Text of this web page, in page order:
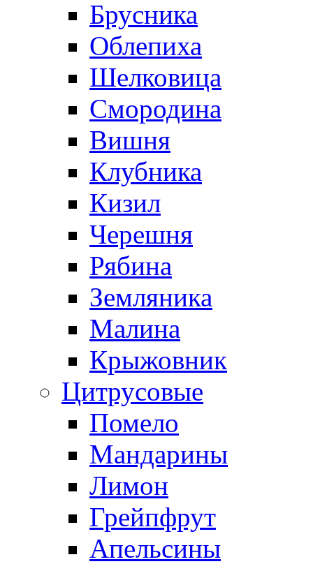
Брусника
Облепиха
Шелковица
Смородина
Вишня
Клубника
Кизил
Черешня
Рябина
Земляника
Малина
Крыжовник
Цитрусовые
Помело
Мандарины
Лимон
Грейпфрут
Апельсины